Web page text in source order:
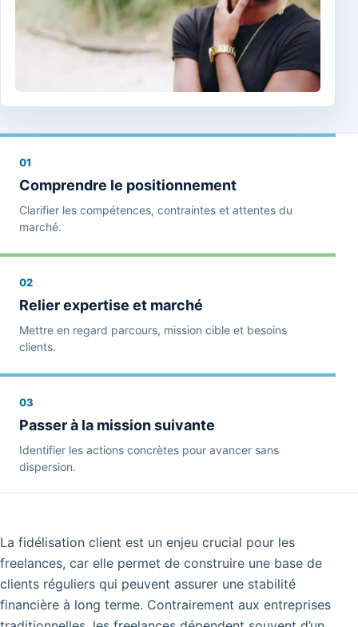
01
Comprendre le positionnement
Clarifier les compétences, contraintes et attentes du
marché.
02
Relier expertise et marché
Mettre en regard parcours, mission cible et besoins
clients.
03
Passer à la mission suivante
Identifier les actions concrètes pour avancer sans
dispersion.
La fidélisation client est un enjeu crucial pour les
freelances, car elle permet de construire une base de
clients réguliers qui peuvent assurer une stabilité
financière à long terme. Contrairement aux entreprises